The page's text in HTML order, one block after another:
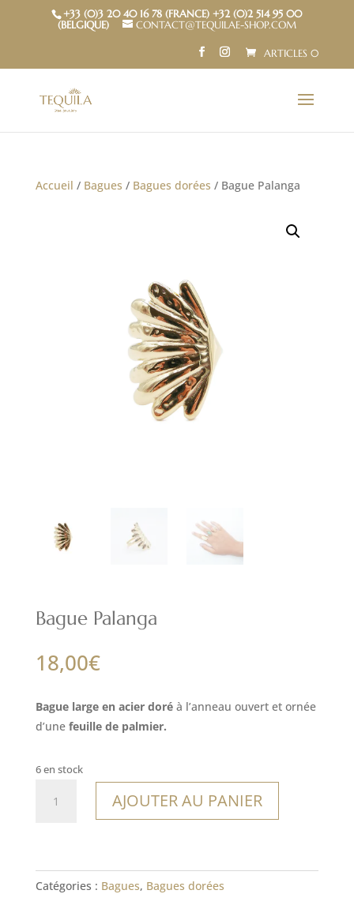
+33 (0)3 20 40 16 78 (FRANCE) +32 (0)2 514 95 00
(BELGIQUE)
CONTACT@TEQUILAE-SHOP.COM
ARTICLES 0
Accueil / Bagues / Bagues dorées / Bague Palanga
Bague Palanga
18,00€
Bague large en acier doréà l’anneau ouvert et ornée
d’une feuille de palmier.
6 en stock
AJOUTER AU PANIER
Catégories : Bagues, Bagues dorées